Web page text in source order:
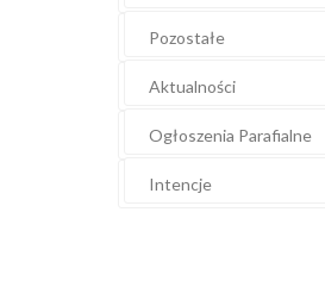
Pozostałe
Aktualności
Ogłoszenia Parafialne
Intencje